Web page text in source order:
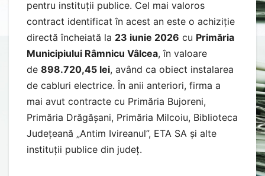
pentru instituții publice. Cel mai valoros
contract identificat în acest an este o achiziție
directă încheiată la 23 iunie 2026 cu Primăria
Municipiului Râmnicu Vâlcea, în valoare
de 898.720,45 lei, având ca obiect instalarea
de cabluri electrice. În anii anteriori, firma a
mai avut contracte cu Primăria Bujoreni,
Primăria Drăgășani, Primăria Milcoiu, Biblioteca
Județeană „Antim Ivireanul”, ETA SA și alte
instituții publice din județ.